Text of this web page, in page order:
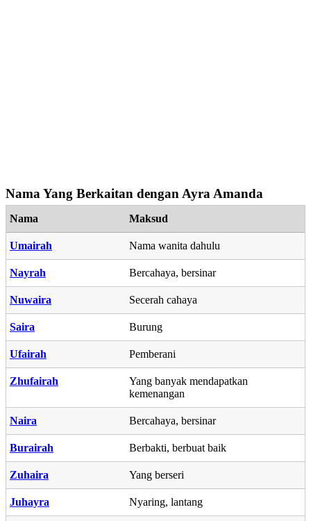
Nama Yang Berkaitan dengan Ayra Amanda
Nama Maksud
Umairah Nama wanita dahulu
Nayrah Bercahaya, bersinar
Nuwaira Secerah cahaya
Saira Burung
Ufairah Pemberani
Zhufairah
Yang banyak mendapatkan
kemenangan
Naira Bercahaya, bersinar
Burairah Berbakti, berbuat baik
Zuhaira Yang berseri
Juhayra Nyaring, lantang